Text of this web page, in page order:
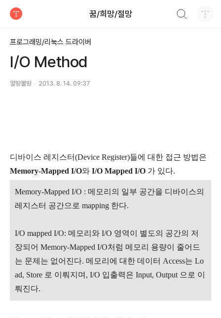
꿈/희망/절망
프로그래밍/리눅스 드라이버
I/O Method
얼땅불땅 2013. 8. 14. 09:37
디바이스 레지스터(Device Register)들에 대한 접근 방법은
Memory-Mapped I/O와 I/O Mapped I/O 가 있다.
Memory-Mapped I/O : 메모리의 일부 공간을 디바이스의
레지스터 공간으로 mapping 한다.
I/O mapped I/O: 메모리와 I/O 영역이 별도의 공간의 저
장되어 Memory-Mapped I/O처럼 메모리 용량이 줄어드
는 문제는 없어진다. 메모리에 대한 데이터 Access는 Lo
ad, Store 로 이뤄지며, I/O 입출력은 Input, Output 으로 이
뤄진다.